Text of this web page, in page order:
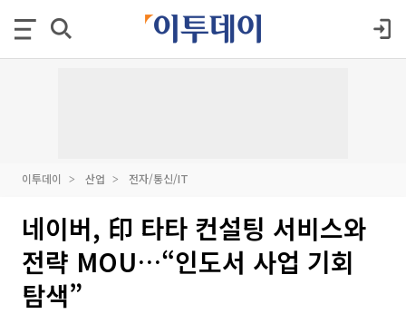
이투데이 산업 전자/통신/IT
네이버, 印 타타 컨설팅 서비스와
전략 MOU…“인도서 사업 기회
탐색”